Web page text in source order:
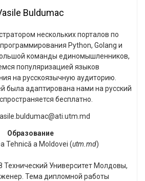
Buldumac
нескольких порталов по
Python, Golang и
команды единомышленников,
популяризацией языков
на русскоязычную аудиторию.
была адаптирована нами на русский
бесплатно.
Образование
Tehnică a Moldovei (utm.md)
Технический Университет Молдовы,
Тема дипломной работы